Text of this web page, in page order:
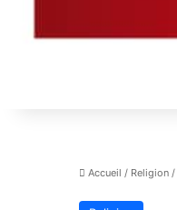
Accueil / Religion /